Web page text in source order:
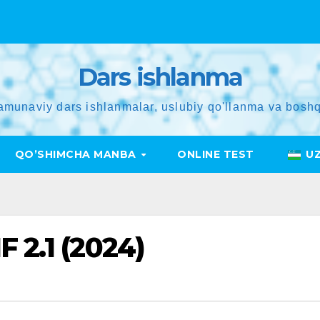
Dars ishlanma
dars ishlanmalar, uslubiy qo'llanma va
QO’SHIMCHA MANBA ONLINE TEST UZ
2.1 (2024)